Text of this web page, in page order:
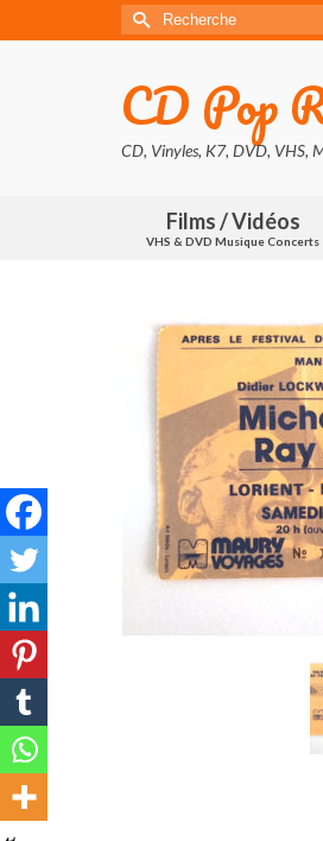
Rechercher :
CD Pop
CD, Vinyles, K7, DVD, VHS,
Films / Vidéos
VHS & DVD Musique Concerts